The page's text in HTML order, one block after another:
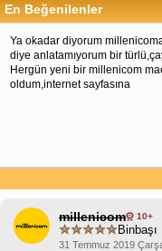
En Beğenilenler
Ya okadar diyorum
diye anlatamıyorum bir
Hergün yeni bir millenicom
oldum,internet sayfasına
millenicom 10+
Binbaşı
31 Temmuz 2019